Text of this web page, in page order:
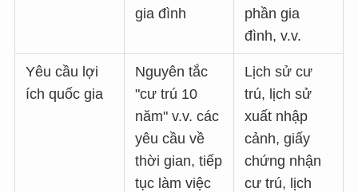
gia đình
phần gia
đình, v.v.
Yêu cầu lợi
ích quốc gia
Nguyên tắc
"cư trú 10
năm" v.v. các
yêu cầu về
thời gian, tiếp
tục làm việc
Lịch sử cư
trú, lịch sử
xuất nhập
cảnh, giấy
chứng nhận
cư trú, lịch